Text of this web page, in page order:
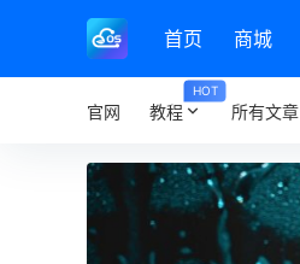
首页 商城
官网 教程
HOT
所有文章